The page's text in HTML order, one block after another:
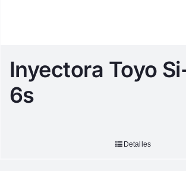
Inyectora Toyo
6s
Detalles